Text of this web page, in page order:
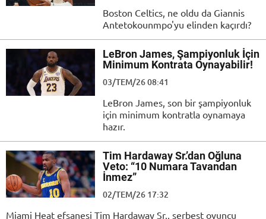
Boston Celtics, ne oldu da Giannis
Antetokounmpo'yu elinden kaçırdı?
LeBron James, Şampiyonluk İçin
Minimum Kontrata Oynayabilir!
03/TEM/26 08:41
LeBron James, son bir şampiyonluk
için minimum kontratla oynamaya
hazır.
Tim Hardaway Sr.’dan Oğluna
Veto: “10 Numara Tavandan
İnmez”
02/TEM/26 17:32
Miami Heat efsanesi Tim Hardaway Sr., serbest oyuncu